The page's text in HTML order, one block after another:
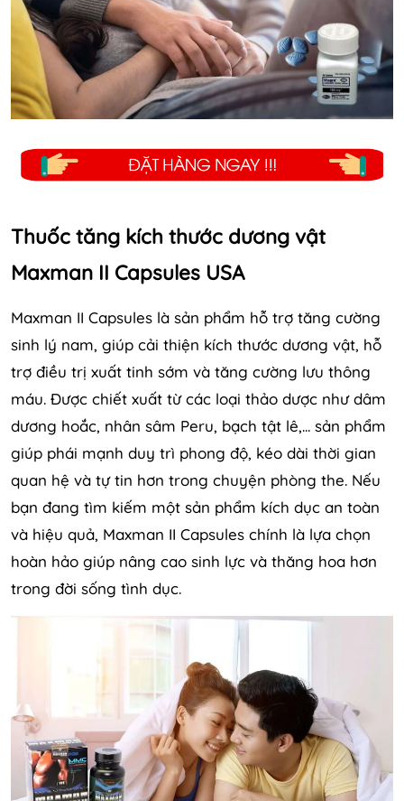
Thuốc tăng kích thước dương vật
Maxman II Capsules USA
Maxman II Capsules là sản phẩm hỗ trợ tăng cường
sinh lý nam, giúp cải thiện kích thước dương vật, hỗ
trợ điều trị xuất tinh sớm và tăng cường lưu thông
máu. Được chiết xuất từ các loại thảo dược như dâm
dương hoắc, nhân sâm Peru, bạch tật lê,... sản phẩm
giúp phái mạnh duy trì phong độ, kéo dài thời gian
quan hệ và tự tin hơn trong chuyện phòng the. Nếu
bạn đang tìm kiếm một sản phẩm kích dục an toàn
và hiệu quả, Maxman II Capsules chính là lựa chọn
hoàn hảo giúp nâng cao sinh lực và thăng hoa hơn
trong đời sống tình dục.